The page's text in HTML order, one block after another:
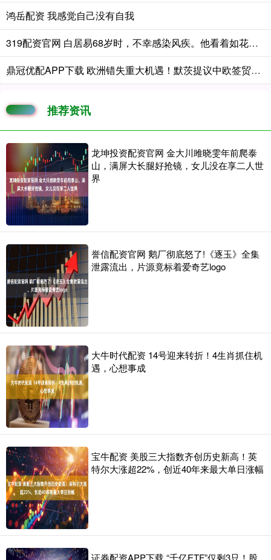
鸿岳配资 我感觉自己没有自我
319配资官网 白居易68岁时，不幸感染风疾。他看着如花似玉的家妓说道：“我已经年老
鼎冠优配APP下载 欧洲错失重大机遇！默茨提议中欧签贸易协议，冯德莱恩竟一口否决
推荐资讯
龙坤投资配资官网 金大川雎晓雯年前爬泰
山，满屏大长腿好抢镜，女儿没在享二人世
界
誉信配资官网 鹅厂彻底怒了!《逐玉》全集
泄露流出，片源竟标着爱奇艺logo
大牛时代配资 14号迎来转折！4生肖抓住机
遇，心想事成
宝牛配资 美股三大指数齐创历史新高！英
特尔大涨超22%，创近40年来最大单日涨幅
证券配资APP下载 “千亿ETF”仅剩3只！股